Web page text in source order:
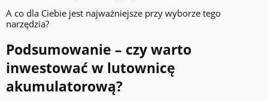
A co dla Ciebie jest najważniejsze przy wyborze tego
narzędzia?
Podsumowanie – czy warto
inwestować w lutownicę
akumulatorową?